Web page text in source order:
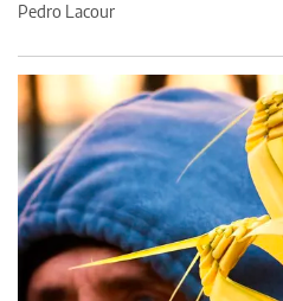
Pedro Lacour